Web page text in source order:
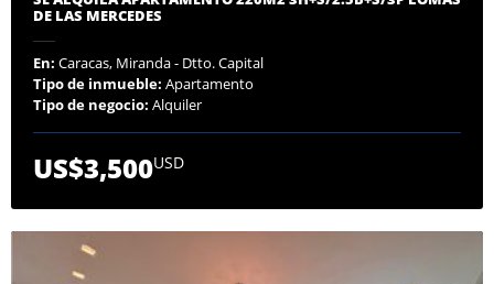
DE LAS MERCEDES
En: Caracas, Miranda - Dtto. Capital
Tipo de inmueble: Apartamento
Tipo de negocio: Alquiler
US$3,500USD